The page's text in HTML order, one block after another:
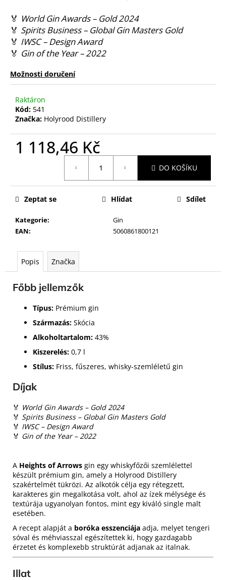
🏅 World Gin Awards – Gold 2024
🏅 Spirits Business – Global Gin Masters Gold
🏅 IWSC – Design Award
🏅 Gin of the Year – 2022
Možnosti doručení
Raktáron
Kód: 541
Značka: Holyrood Distillery
1 118,46 Kč
DO KOŠÍKU
Kategorie:
Gin
EAN: 5060861800121
Zeptat se Hlídat Sdílet
Popis Značka
Főbb jellemzők
Típus: Prémium gin
Származás: Skócia
Alkoholtartalom: 43%
Kiszerelés: 0,7 l
Stílus: Friss, fűszeres, whisky-szemléletű gin
Díjak
🏅 World Gin Awards – Gold 2024
🏅 Spirits Business – Global Gin Masters Gold
🏅 IWSC – Design Award
🏅 Gin of the Year – 2022
A Heights of Arrows gin egy whiskyfőzői szemlélettel
készült prémium gin, amely a Holyrood Distillery
szakértelmét tükrözi. Az alkotók célja egy rétegzett,
karakteres gin megalkotása volt, ahol az ízek mélysége és
textúrája ugyanolyan fontos, mint egy kiváló single malt
esetében.
A recept alapját a boróka esszenciája adja, melyet tengeri
sóval és méhviasszal egészítettek ki, hogy gazdagabb
érzetet és komplexebb struktúrát adjanak az italnak.
Illat